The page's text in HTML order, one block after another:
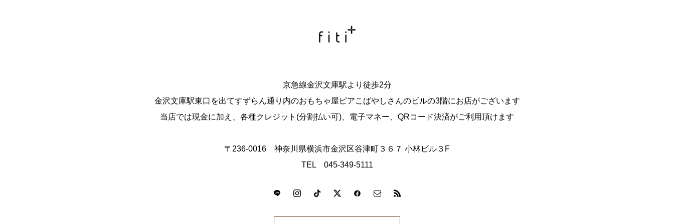
京急線金沢文庫駅より徒歩2分
金沢文庫駅東口を出てすずらん通り内のおもちゃ屋ピアこばやしさんのビルの3階にお店がございます
当店では現金に加え、各種クレジット(分割払い可)、電子マネー、QRコード決済がご利用頂けます
〒236-0016 神奈川県横浜市金沢区谷津町３６７ 小林ビル３F
TEL 045-349-5111